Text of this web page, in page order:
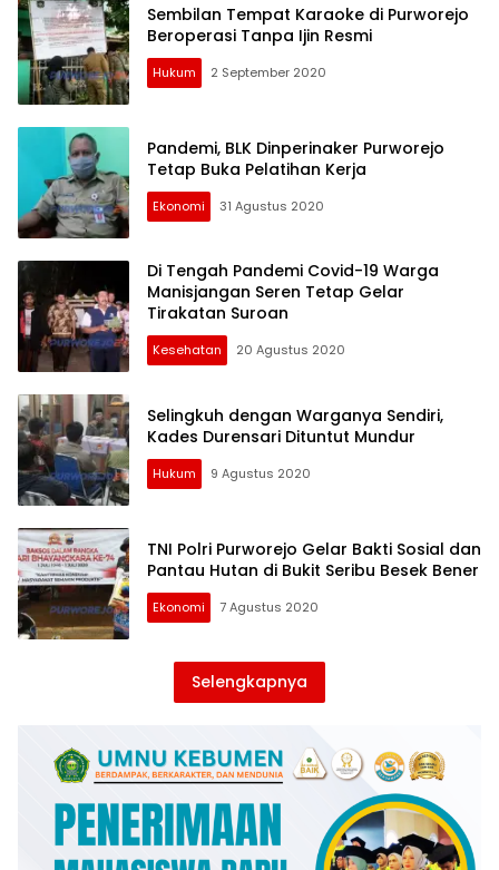
Sembilan Tempat Karaoke di Purworejo
Beroperasi Tanpa Ijin Resmi
Hukum 2 September 2020
Pandemi, BLK Dinperinaker Purworejo
Tetap Buka Pelatihan Kerja
Ekonomi 31 Agustus 2020
Di Tengah Pandemi Covid-19 Warga
Manisjangan Seren Tetap Gelar
Tirakatan Suroan
Kesehatan 20 Agustus 2020
Selingkuh dengan Warganya Sendiri,
Kades Durensari Dituntut Mundur
Hukum 9 Agustus 2020
TNI Polri Purworejo Gelar Bakti Sosial dan
Pantau Hutan di Bukit Seribu Besek Bener
Ekonomi 7 Agustus 2020
Selengkapnya